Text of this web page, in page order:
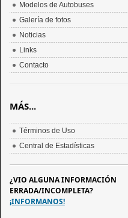
Modelos de Autobuses
Galería de fotos
Noticias
Links
Contacto
MÁS...
Términos de Uso
Central de Estadísticas
¿VIO ALGUNA INFORMACIÓN
ERRADA/INCOMPLETA?
¡INFORMANOS!